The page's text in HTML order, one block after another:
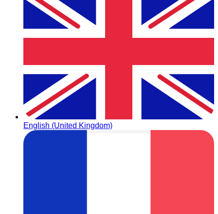
English (United Kingdom)